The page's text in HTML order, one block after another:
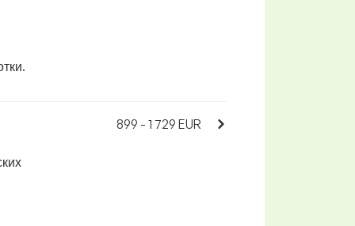
899 - 1 729 EUR